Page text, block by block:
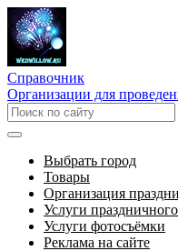
Справочник
Организации для
Выбрать город
Товары
Организация
Услуги
Услуги фотосъёмки
Реклама на сайте